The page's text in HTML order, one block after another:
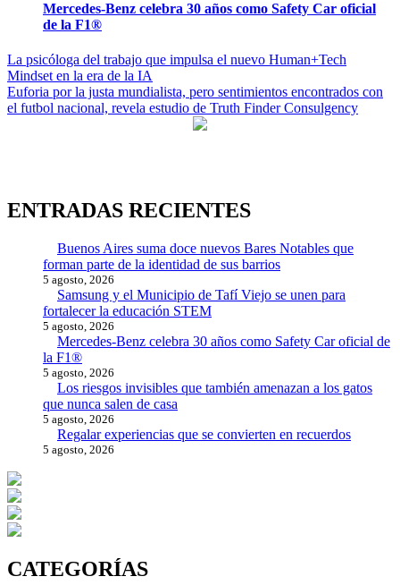
Mercedes-Benz celebra 30 años como Safety Car oficial
de la F1®
Navegación
de
entradas
La psicóloga del trabajo que impulsa el nuevo Human+Tech
Mindset en la era de la IA
Euforia por la justa mundialista, pero sentimientos encontrados con
el futbol nacional, revela estudio de Truth Finder Consulgency
ENTRADAS RECIENTES
Buenos Aires suma doce nuevos Bares Notables que
forman parte de la identidad de sus barrios
5 agosto, 2026
Samsung y el Municipio de Tafí Viejo se unen para
fortalecer la educación STEM
5 agosto, 2026
Mercedes-Benz celebra 30 años como Safety Car oficial de
la F1®
5 agosto, 2026
Los riesgos invisibles que también amenazan a los gatos
que nunca salen de casa
5 agosto, 2026
Regalar experiencias que se convierten en recuerdos
5 agosto, 2026
CATEGORÍAS